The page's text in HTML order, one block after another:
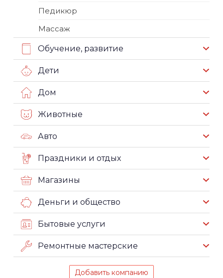
Педикюр
Массаж
Обучение, развитие
Дети
Дом
Животные
Авто
Праздники и отдых
Магазины
Деньги и общество
Бытовые услуги
Ремонтные мастерские
Добавить компанию